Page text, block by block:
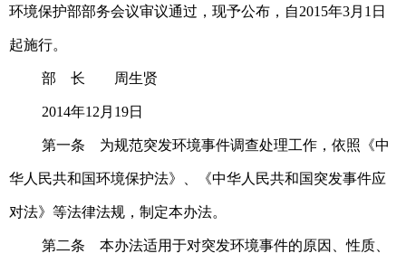
环境保护部部务会议审议通过，现予公布，自2015年3月1日
起施行。
部 长 周生贤
2014年12月19日
第一条 为规范突发环境事件调查处理工作，依照《中
华人民共和国环境保护法》、《中华人民共和国突发事件应
对法》等法律法规，制定本办法。
第二条 本办法适用于对突发环境事件的原因、性质、